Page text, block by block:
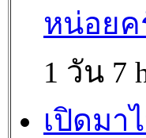
หน่อยค
1 วัน 7
เปิดมา